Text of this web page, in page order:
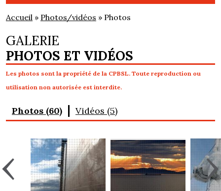
Accueil » Photos/vidéos » Photos
GALERIE
PHOTOS ET VIDÉOS
Les photos sont la propriété de la CPBSL. Toute reproduction ou
utilisation non autorisée est interdite.
Photos (60) Vidéos (5)
‹ ›